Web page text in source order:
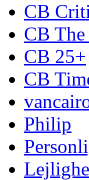
CB
CB
CB 25+
CB
Philip